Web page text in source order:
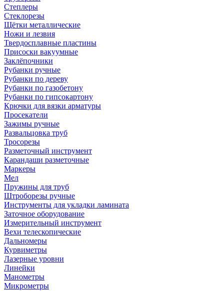
Степлеры
Стеклорезы
Щётки металлические
Ножи и лезвия
Твердосплавные пластины
Присоски вакуумные
Заклёпочники
Рубанки ручные
Рубанки по дереву
Рубанки по газобетону
Рубанки по гипсокартону
Крючки для вязки арматуры
Просекатели
Зажимы ручные
Развальцовка труб
Тросорезы
Разметочный инструмент
Карандаши разметочные
Маркеры
Мел
Пружины для труб
Штроборезы ручные
Инструменты для укладки ламината
Заточное оборудование
Измерительный инструмент
Вехи телескопические
Дальномеры
Курвиметры
Лазерные уровни
Линейки
Манометры
Микрометры